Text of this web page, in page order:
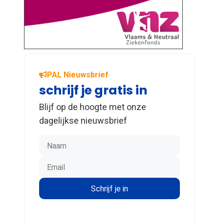
PAL Nieuwsbrief
schrijf je gratis in
Blijf op de hoogte met onze
dagelijkse nieuwsbrief